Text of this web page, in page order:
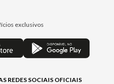
exclusivos
REDES SOCIAIS OFICIAIS